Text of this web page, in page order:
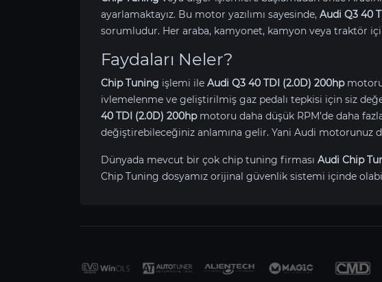
ayarlamaktayız. Bu motor yazılımı sayesinde, Audi Q3 40
sorumludur. Her araba, kamyonet, kamyon veya traktör
Faydaları Neler?
Chip Tuning işlemi ile Audi Q3 40 TDI (2.0D) 200hp
ivlemelenme ve geliştirilmiş gaz pedalı tepkisi için siz
40 TDI (2.0D) 200hpmotoru daha düşük RPM’de daha
değiştirebileceğiniz anlamına gelir. Yani Audi motorunuz
Dünyada mevcut bir çok chip tuning firması Audi Chip
Chip Tuning dosyamız orijinal güvenlik sistemi içinde